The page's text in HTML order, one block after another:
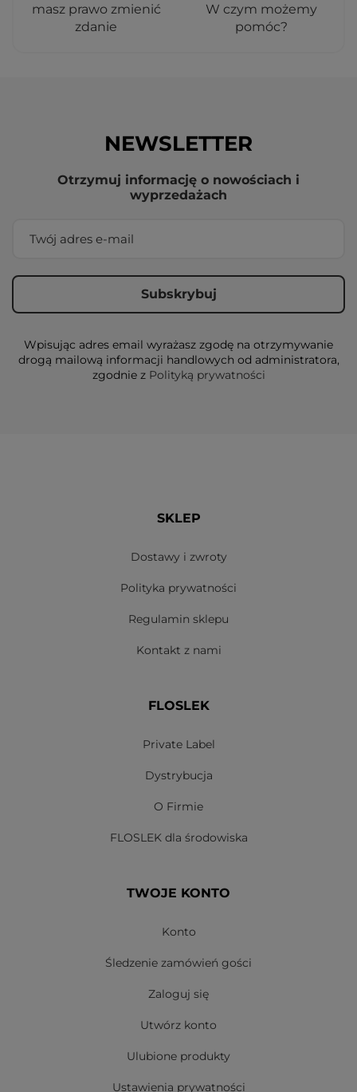
masz prawo zmienić
zdanie
W czym możemy
pomóc?
NEWSLETTER
Otrzymuj informację o nowościach i
wyprzedażach
Wpisując adres email wyrażasz zgodę na otrzymywanie
drogą mailową informacji handlowych od administratora,
zgodnie z Polityką prywatności
SKLEP
Dostawy i zwroty
Polityka prywatności
Regulamin sklepu
Kontakt z nami
FLOSLEK
Private Label
Dystrybucja
O Firmie
FLOSLEK dla środowiska
TWOJE KONTO
Konto
Śledzenie zamówień gości
Zaloguj się
Utwórz konto
Ulubione produkty
Ustawienia prywatności